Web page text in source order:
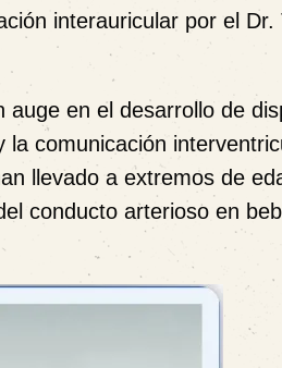
interauricular por el Dr.
en el desarrollo de
comunicación
llevado a extremos de
conducto arterioso en